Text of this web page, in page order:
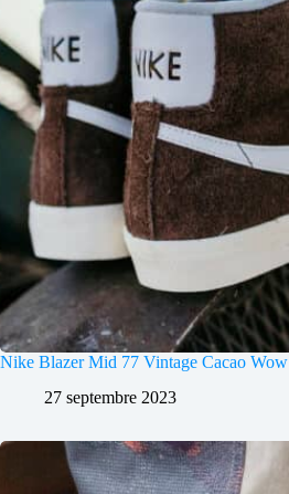
Nike Blazer Mid 77 Vintage Cacao Wow
27 septembre 2023